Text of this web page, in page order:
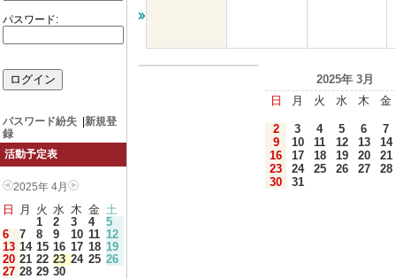
パスワード:
パスワード紛失
新規登
録
活動予定表
2025年 4月
日 月 火 水 木 金 土
1
2 3 4
5
6
7 8 9 10 11 12
13 14 15 16 17 18 19
20 21 22 23 24 25 26
27 28 29 30
2025年 3月
日
月 火 水 木 金
2 3 4 5 6
7
9
10 11 12 13
14
16
17 18 19 20
21
23
24 25 26 27
28
30
31